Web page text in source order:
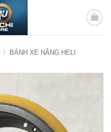
/ BÁNH XE NÂNG HELI